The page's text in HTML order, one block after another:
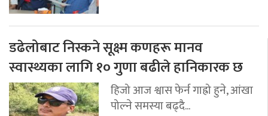
डढेलोबाट निस्कने सूक्ष्म कणहरू मानव
स्वास्थ्यका लागि १० गुणा बढीले हानिकारक छ
हिजो आज श्वास फेर्न गाह्रो हुने, आंखा
पोल्ने समस्या बढ्दै...